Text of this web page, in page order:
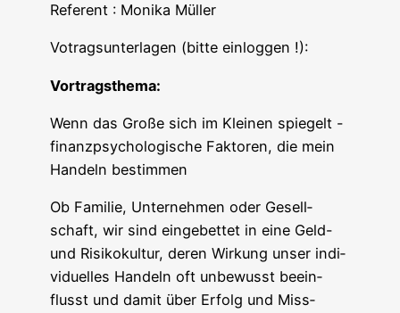
Refe­rent : Moni­ka Müller
Votrags­un­ter­la­gen (bit­te einloggen !):
Vor­trags­the­ma:
Wenn das Gro­ße sich im Klei­nen spie­gelt -
finanz­psy­cho­lo­gi­sche Fak­to­ren, die mein
Han­deln bestimmen
Ob Fami­lie, Unter­neh­men oder Gesell­
schaft, wir sind ein­ge­bet­tet in eine Geld-
und Risi­ko­kul­tur, deren Wir­kung unser indi­
vi­du­el­les Han­deln oft unbe­wusst beein­
flusst und damit über Erfolg und Miss­